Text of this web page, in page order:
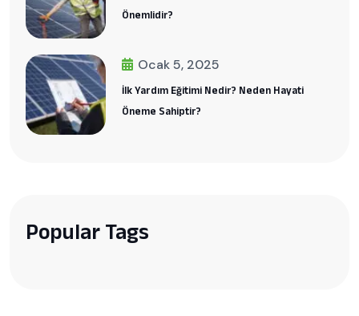
Önemlidir?
Ocak 5, 2025
İlk Yardım Eğitimi Nedir? Neden Hayati
Öneme Sahiptir?
Popular Tags